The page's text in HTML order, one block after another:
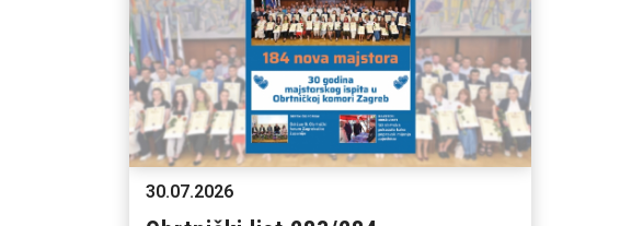
30.07.2026